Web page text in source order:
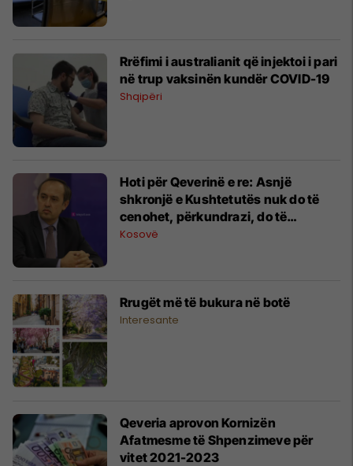
Rrëfimi i australianit që injektoi i pari
në trup vaksinën kundër COVID-19
Shqipëri
Hoti për Qeverinë e re: Asnjë
shkronjë e Kushtetutës nuk do të
cenohet, përkundrazi, do të
respektohet e lartësohet
Kosovë
Rrugët më të bukura në botë
Interesante
Qeveria aprovon Kornizën
Afatmesme të Shpenzimeve për
vitet 2021-2023